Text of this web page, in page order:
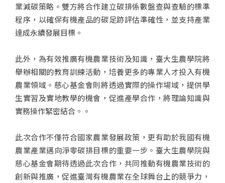
業減碳策略。雙方將合作建立碳排係數盤查與查驗的標準
程序，以確保有機產品的碳足跡評估準確性，並支持產業
達成永續發展目標。
此外，為有效推廣有機農業技術及知識，臺大生農學院將
舉辦相關的教育訓練活動，培養更多的專業人才投入有機
農業領域。慈心基金會則將透過實際的操作場域，提供學
生實習及實地教學的機會，促進產學合作，將理論知識與
實務操作緊密結合。。
此次合作不僅符合國家農業發展政策，更有助於我國有機
農業產業邁向淨零碳排目標的重要一步。臺大生農學院與
慈心基金會期待透過此次合作，共同推動有機農業技術的
創新與推廣，促進臺灣有機農業在全球舞台上的競爭力，